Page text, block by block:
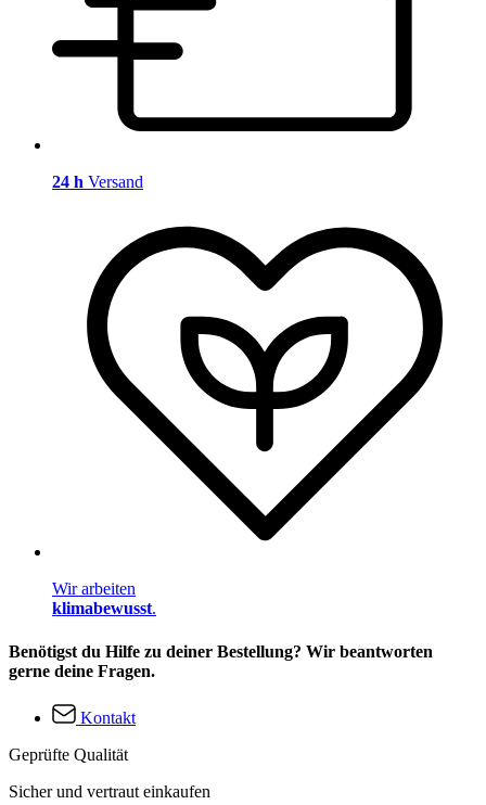
24 h Versand
Wir arbeiten
klimabewusst.
Benötigst du Hilfe zu deiner Bestellung? Wir beantworten
gerne deine Fragen.
Kontakt
Geprüfte Qualität
Sicher und vertraut einkaufen